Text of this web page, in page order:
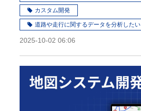
カスタム開発
道路や走行に関するデータを分析したい
2025-10-02 06:06